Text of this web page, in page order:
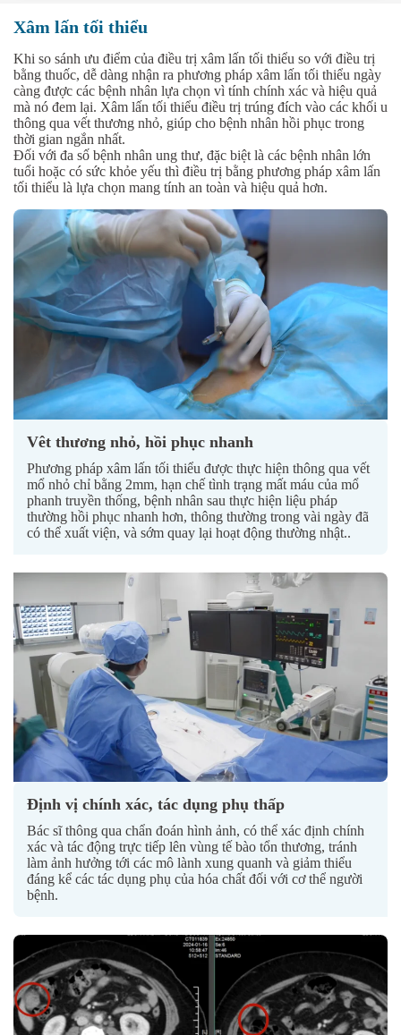
Xâm lấn tối thiểu
Khi so sánh ưu điểm của điều trị xâm lấn tối thiểu so với điều trị
bằng thuốc, dễ dàng nhận ra phương pháp xâm lấn tối thiểu ngày
càng được các bệnh nhân lựa chọn vì tính chính xác và hiệu quả
mà nó đem lại. Xâm lấn tối thiểu điều trị trúng đích vào các khối u
thông qua vết thương nhỏ, giúp cho bệnh nhân hồi phục trong
thời gian ngắn nhất.
Đối với đa số bệnh nhân ung thư, đặc biệt là các bệnh nhân lớn
tuổi hoặc có sức khỏe yếu thì điều trị bằng phương pháp xâm lấn
tối thiểu là lựa chọn mang tính an toàn và hiệu quả hơn.
Vêt thương nhỏ, hồi phục nhanh
Phương pháp xâm lấn tối thiểu được thực hiện thông qua vết
mổ nhỏ chỉ bằng 2mm, hạn chế tình trạng mất máu của mổ
phanh truyền thống, bệnh nhân sau thực hiện liệu pháp
thường hồi phục nhanh hơn, thông thường trong vài ngày đã
có thể xuất viện, và sớm quay lại hoạt động thường nhật..
Định vị chính xác, tác dụng phụ thấp
Bác sĩ thông qua chẩn đoán hình ảnh, có thể xác định chính
xác và tác động trực tiếp lên vùng tế bào tổn thương, tránh
làm ảnh hưởng tới các mô lành xung quanh và giảm thiểu
đáng kể các tác dụng phụ của hóa chất đối với cơ thể người
bệnh.